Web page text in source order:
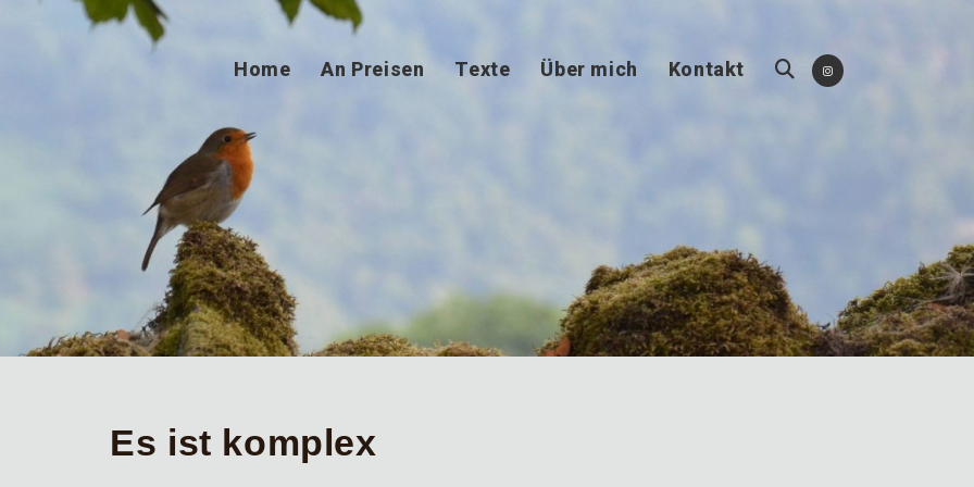
Home An Preisen Texte Über mich Kontakt Website-
umschalten
Es ist komplex